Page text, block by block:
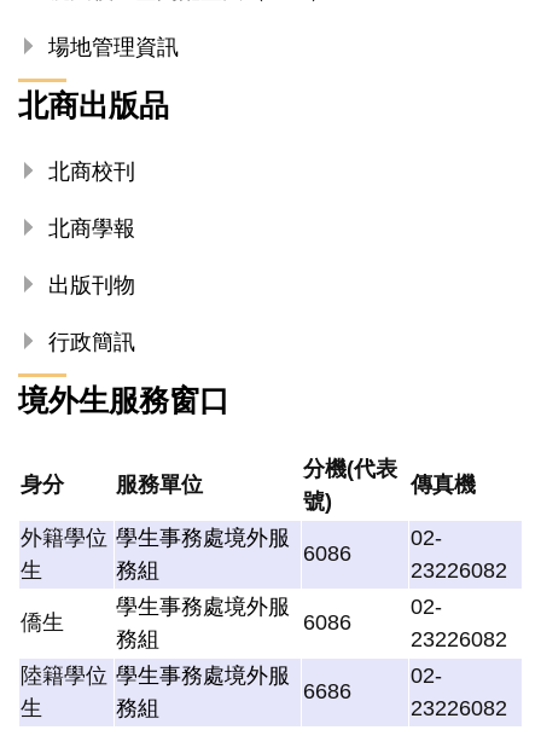
場地管理資訊
北商出版品
北商校刊
北商學報
出版刊物
行政簡訊
境外生服務窗口
身分 服務單位
分機(代表
號)
傳真機
外籍學位
生
學生事務處境外服
務組
6086
02-
23226082
僑生
學生事務處境外服
務組
6086
02-
23226082
陸籍學位
生
學生事務處境外服
務組
6686
02-
23226082